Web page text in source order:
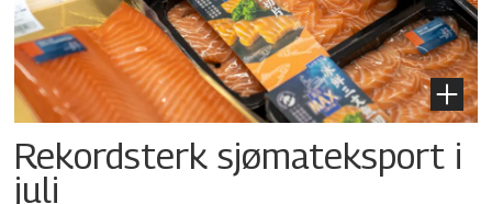
Rekordsterk sjømateksport i
juli